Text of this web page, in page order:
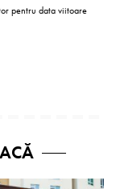
pentru data viitoare